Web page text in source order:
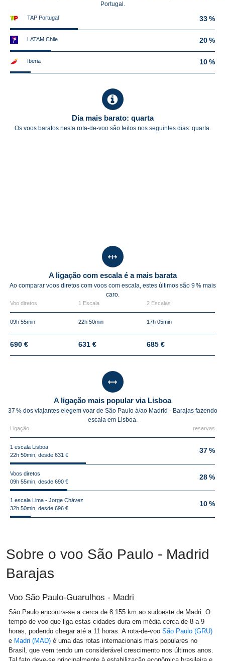
Portugal.
TAP Portugal 33 %
LATAM Chile 20 %
Iberia 10 %
Dia mais barato: quarta
Os voos baratos nesta rota-de-voo são feitos nos seguintes dias: quarta.
A ligação com escala é a mais barata
Ao comparar voos diretos com voos com escala, estes últimos são 9 %mais
caro.
Voo diretos 1 Escala 2 Escalas
09h 55min 22h 50min 17h 05min
690 € 631 € 685 €
A ligação mais popular via Lisboa
37 % dos viajantes elegem voar de São Paulo à/ao Madrid - Barajas fazendo
escala em Lisboa.
Ligação reservas
1 escala Lisboa
22h 50min, desde 631 €
37 %
Voos diretos
09h 55min, desde 690 €
28 %
1 escala Lima - Jorge Chávez
32h 50min, desde 696 €
10 %
Sobre o voo São Paulo - Madrid
Barajas
Voo São Paulo-Guarulhos - Madri
São Paulo encontra-se a cerca de 8.155 km ao sudoeste de Madri. O
tempo de voo que liga estas cidades dura em média cerca de 8 a 9
horas, podendo chegar até a 11 horas. A rota-de-voo São Paulo (GRU)
e Madri (MAD) é uma das rotas internacionais mais populares no
Brasil, que vem tendo um considerável crescimento nos últimos anos.